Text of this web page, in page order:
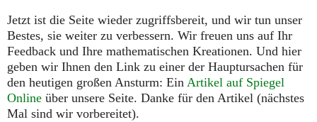
Jetzt ist die Seite wieder zugriffsbereit, und wir tun unser
Bestes, sie weiter zu verbessern. Wir freuen uns auf Ihr
Feedback und Ihre mathematischen Kreationen. Und hier
geben wir Ihnen den Link zu einer der Hauptursachen für
den heutigen großen Ansturm: Ein Artikel auf Spiegel
Online über unsere Seite. Danke für den Artikel (nächstes
Mal sind wir vorbereitet).